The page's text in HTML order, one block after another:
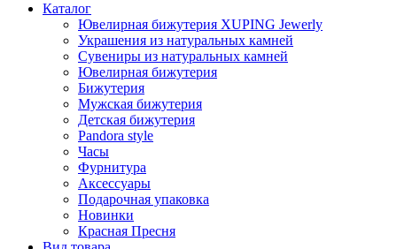
Каталог
Ювелирная бижутерия XUPING Jewerly
Украшения из натуральных камней
Сувениры из натуральных камней
Ювелирная бижутерия
Бижутерия
Мужская бижутерия
Детская бижутерия
Pandora style
Часы
Фурнитура
Аксеcсуары
Подарочная упаковка
Новинки
Красная Пресня